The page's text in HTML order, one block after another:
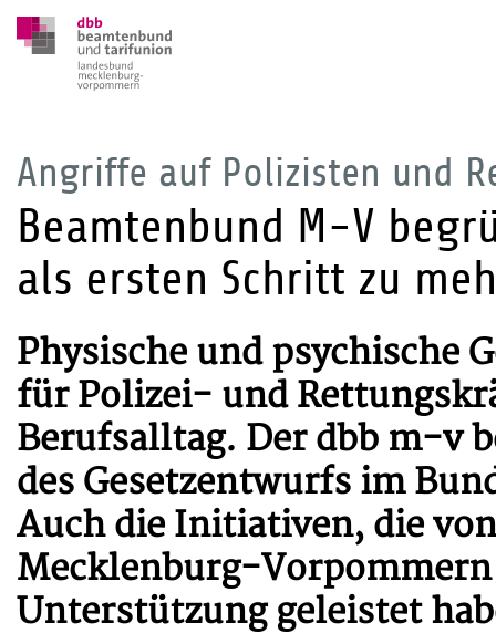
Angriffe auf Polizisten und
Beamtenbund M-V
als ersten Schritt zu
Physische und psychische
für Polizei- und
Berufsalltag. Der dbb m-v
des Gesetzentwurfs im
Auch die Initiativen, die
Mecklenburg-
Unterstützung geleistet